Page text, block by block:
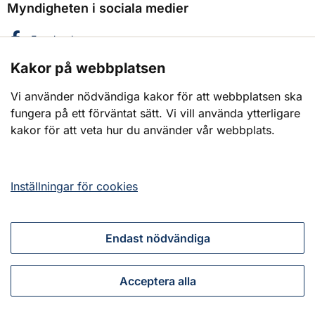
Myndigheten i sociala medier
Myndigheten för civilt försvar på
Facebook
Myndigheten för civilt försvar på
Instagram
Myndigheten för civilt försvar på
LinkedIn
Myndigheten för civilt försvar på
X
Kakor på webbplatsen
Vi använder nödvändiga kakor för att webbplatsen ska
fungera på ett förväntat sätt. Vi vill använda ytterligare
kakor för att veta hur du använder vår webbplats.
Inställningar för cookies
Endast nödvändiga
Acceptera alla